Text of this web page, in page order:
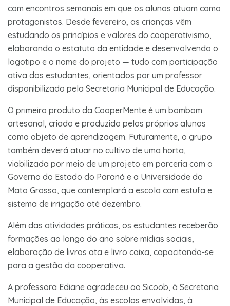
com encontros semanais em que os alunos atuam como
protagonistas. Desde fevereiro, as crianças vêm
estudando os princípios e valores do cooperativismo,
elaborando o estatuto da entidade e desenvolvendo o
logotipo e o nome do projeto — tudo com participação
ativa dos estudantes, orientados por um professor
disponibilizado pela Secretaria Municipal de Educação.
O primeiro produto da CooperMente é um bombom
artesanal, criado e produzido pelos próprios alunos
como objeto de aprendizagem. Futuramente, o grupo
também deverá atuar no cultivo de uma horta,
viabilizada por meio de um projeto em parceria com o
Governo do Estado do Paraná e a Universidade do
Mato Grosso, que contemplará a escola com estufa e
sistema de irrigação até dezembro.
Além das atividades práticas, os estudantes receberão
formações ao longo do ano sobre mídias sociais,
elaboração de livros ata e livro caixa, capacitando-se
para a gestão da cooperativa.
A professora Ediane agradeceu ao Sicoob, à Secretaria
Municipal de Educação, às escolas envolvidas, à